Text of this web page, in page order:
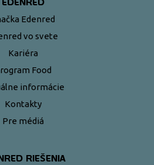
Edenred
vo svete
Kariéra
Food
informácie
Kontakty
Pre médiá
RIEŠENIA